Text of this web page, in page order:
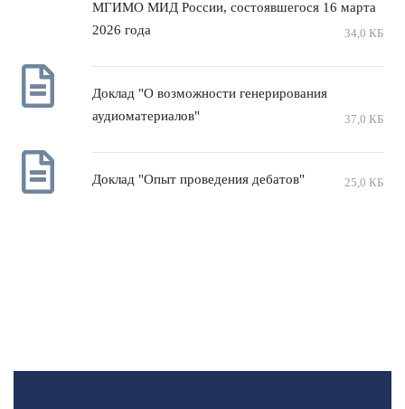
МГИМО МИД России, состоявшегося 16 марта
2026 года
34,0 КБ
Доклад "О возможности генерирования
аудиоматериалов"
37,0 КБ
Доклад "Опыт проведения дебатов" 25,0 КБ